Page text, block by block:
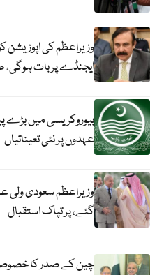
وزیراعظم کی اپوزیشن
ایجنڈے پر بات
بیوروکریسی میں بڑے
عہدوں پر نئی تعیناتیاں
وزیراعظم سعودی ولی
گئے، پر تپاک استقبال
چین کے صدر کا